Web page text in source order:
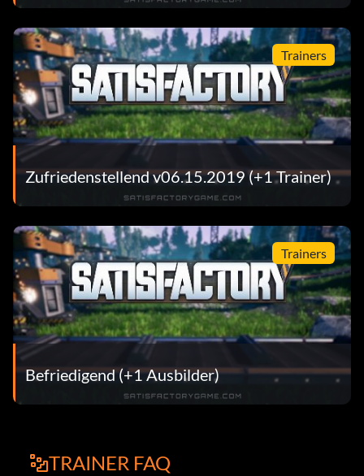
Trainers
Zufriedenstellend v06.15.2019 (+1 Trainer)
Trainers
Befriedigend (+1 Ausbilder)
TRAINER FAQ